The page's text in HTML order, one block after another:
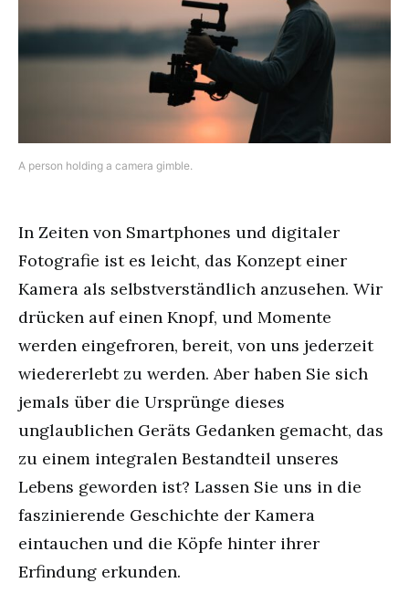
A person holding a camera gimble.
In Zeiten von Smartphones und digitaler
Fotografie ist es leicht, das Konzept einer
Kamera als selbstverständlich anzusehen. Wir
drücken auf einen Knopf, und Momente
werden eingefroren, bereit, von uns jederzeit
wiedererlebt zu werden. Aber haben Sie sich
jemals über die Ursprünge dieses
unglaublichen Geräts Gedanken gemacht, das
zu einem integralen Bestandteil unseres
Lebens geworden ist? Lassen Sie uns in die
faszinierende Geschichte der Kamera
eintauchen und die Köpfe hinter ihrer
Erfindung erkunden.